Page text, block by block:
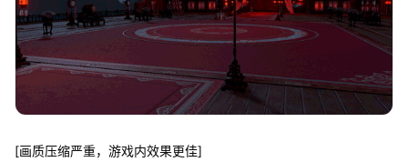
[画质压缩严重，游戏内效果更佳]